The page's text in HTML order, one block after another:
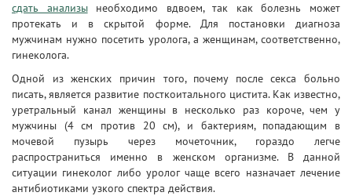
сдать анализынеобходимо вдвоем, так как болезнь может
протекать и в скрытой форме. Для постановки диагноза
мужчинам нужно посетить уролога, а женщинам, соответственно,
гинеколога.
Одной из женских причин того, почему после секса больно
писать, является развитие посткоитального цистита. Как известно,
уретральный канал женщины в несколько раз короче, чем у
мужчины (4 см против 20 см), и бактериям, попадающим в
мочевой пузырь через мочеточник, гораздо легче
распространиться именно в женском организме. В данной
ситуации гинеколог либо уролог чаще всего назначает лечение
антибиотиками узкого спектра действия.